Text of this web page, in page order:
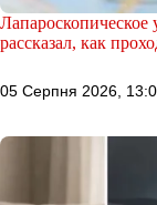
Лапароскопическое
рассказал, как
05 Серпня 2026,